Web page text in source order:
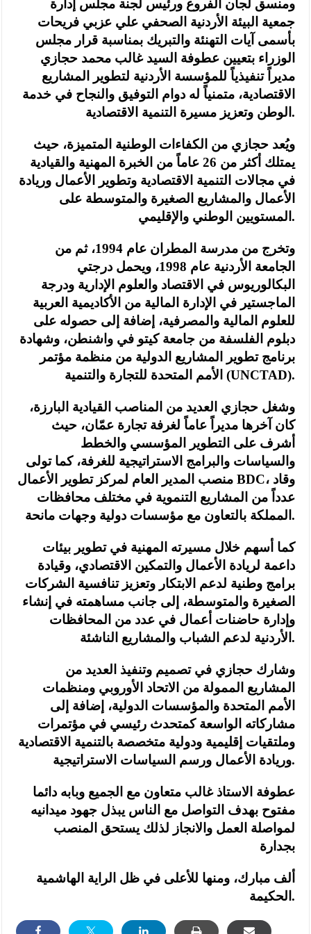
ومنسق لجان الفروع ورئيس لجنة مجلس إدارة
جمعية البيئة الأردنية الصحفي علي عزبي فريحات
بأسمى آيات التهنئة والتبريك بمناسبة قرار مجلس
الوزراء بتعيين عطوفة السيد غالب محمد حجازي
مديراً تنفيذياً للمؤسسة الأردنية لتطوير المشاريع
الاقتصادية، متمنياً له دوام التوفيق والنجاح في خدمة
الوطن وتعزيز مسيرة التنمية الاقتصادية.
ويُعد حجازي من الكفاءات الوطنية المتميزة، حيث
يمتلك أكثر من 26 عاماً من الخبرة المهنية والقيادية
في مجالات التنمية الاقتصادية وتطوير الأعمال وريادة
الأعمال والمشاريع الصغيرة والمتوسطة على
المستويين الوطني والإقليمي.
وتخرج من مدرسة المطران عام 1994، ثم من
الجامعة الأردنية عام 1998، ويحمل درجتي
البكالوريوس في الاقتصاد والعلوم الإدارية ودرجة
الماجستير في الإدارة المالية من الأكاديمية العربية
للعلوم المالية والمصرفية، إضافة إلى حصوله على
دبلوم الفلسفة من جامعة كيتو في واشنطن، وشهادة
برنامج تطوير المشاريع الدولية من منظمة مؤتمر
الأمم المتحدة للتجارة والتنمية (UNCTAD).
وشغل حجازي العديد من المناصب القيادية البارزة،
كان آخرها مديراً عاماً لغرفة تجارة عمّان، حيث
أشرف على التطوير المؤسسي والخطط
والسياسات والبرامج الاستراتيجية للغرفة، كما تولى
منصب المدير العام لمركز تطوير الأعمال BDC، وقاد
عدداً من المشاريع التنموية في مختلف محافظات
المملكة بالتعاون مع مؤسسات دولية وجهات مانحة.
كما أسهم خلال مسيرته المهنية في تطوير بيئات
داعمة لريادة الأعمال والتمكين الاقتصادي، وقيادة
برامج وطنية لدعم الابتكار وتعزيز تنافسية الشركات
الصغيرة والمتوسطة، إلى جانب مساهمته في إنشاء
وإدارة حاضنات أعمال في عدد من المحافظات
الأردنية لدعم الشباب والمشاريع الناشئة.
وشارك حجازي في تصميم وتنفيذ العديد من
المشاريع الممولة من الاتحاد الأوروبي ومنظمات
الأمم المتحدة والمؤسسات الدولية، إضافة إلى
مشاركاته الواسعة كمتحدث رئيسي في مؤتمرات
وملتقيات إقليمية ودولية متخصصة بالتنمية الاقتصادية
وريادة الأعمال ورسم السياسات الاستراتيجية.
عطوفة الاستاذ غالب متعاون مع الجميع وبابه دائما
مفتوح بهدف التواصل مع الناس يبذل جهود ميدانيه
لمواصلة العمل والانجاز لذلك يستحق المنصب
بجدارة
ألف مبارك، ومنها للأعلى في ظل الراية الهاشمية
الحكيمة.